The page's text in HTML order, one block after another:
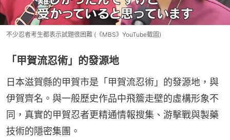
不少忍者考生都表示試題很困難 (《MBS》YouTube截圖)
「甲賀流忍術」的發源地
日本滋賀縣的甲賀市是「甲賀流忍術」的發源地，與
伊賀齊名。與一般歷史作品中飛簷走壁的虛構形象不
同，真實的甲賀忍者更精通情報搜集、游擊戰與製藥
技術的隱密集團。